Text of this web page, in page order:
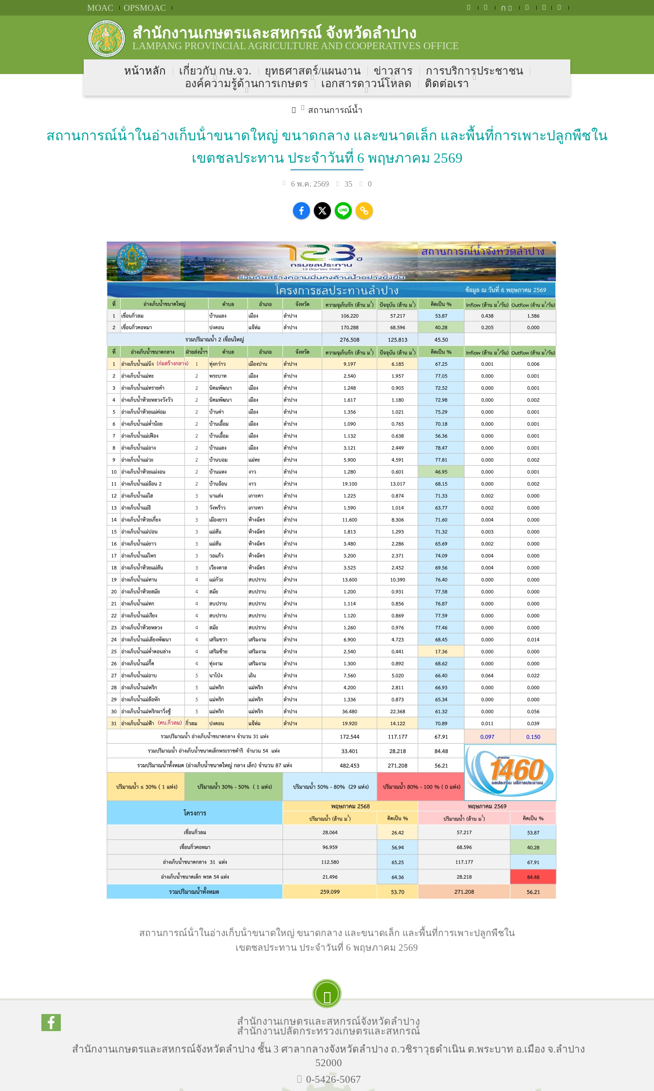
MOAC OPSMOAC ก
สำนักงานเกษตรและสหกรณ์ จังหวัดลำปาง
LAMPANG PROVINCIAL AGRICULTURE AND COOPERATIVES OFFICE
หน้าหลัก เกี่ยวกับ กษ.จว. ยุทธศาสตร์/แผนงาน ข่าวสาร
การบริการประชาชน
องค์ความรู้ด้านการเกษตร
เอกสารดาวน์โหลด ติดต่อเรา
สถานการณ์น้ำ
สถานการณ์น้ําในอ่างเก็บน้ําขนาดใหญ่ ขนาดกลาง และขนาดเล็ก และพื้นที่การเพาะปลูกพืชใน
เขตชลประทาน ประจำวันที่ 6 พฤษภาคม 2569
6 พ.ค. 2569 35 0
สถานการณ์น้ําในอ่างเก็บน้ําขนาดใหญ่ ขนาดกลาง และขนาดเล็ก และพื้นที่การเพาะปลูกพืชใน
เขตชลประทาน ประจำวันที่ 6 พฤษภาคม 2569
สำนักงานเกษตรและสหกรณ์จังหวัดลำปาง
สำนักงานปลัดกระทรวงเกษตรและสหกรณ์
สำนักงานเกษตรและสหกรณ์จังหวัดลำปาง ชั้น 3 ศาลากลางจังหวัดลำปาง ถ.วชิราวุธดำเนิน ต.พระบาท อ.เมือง จ.ลำปาง
52000
0-5426-5067